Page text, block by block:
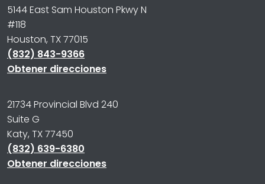
5144 East Sam Houston Pkwy N
#118
Houston, TX 77015
(832) 843-9366
Obtener direcciones
21734 Provincial Blvd 240
Suite G
Katy, TX 77450
(832) 639-6380
Obtener direcciones